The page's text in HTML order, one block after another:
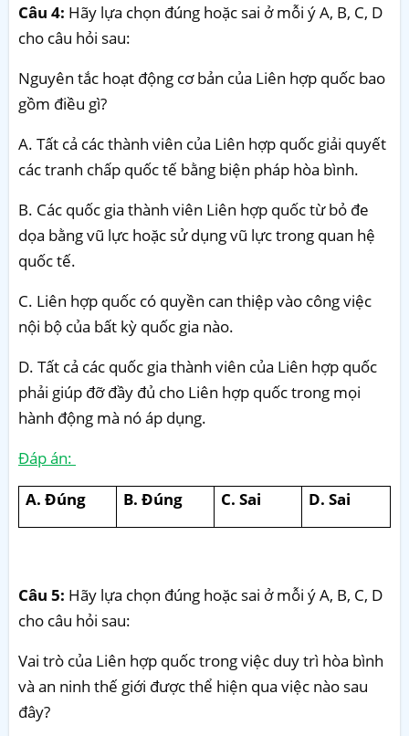
Câu 4: Hãy lựa chọn đúng hoặc sai ở mỗi ý A, B, C, D
cho câu hỏi sau:
Nguyên tắc hoạt động cơ bản của Liên hợp quốc bao
gồm điều gì?
A. Tất cả các thành viên của Liên hợp quốc giải quyết
các tranh chấp quốc tế bằng biện pháp hòa bình.
B. Các quốc gia thành viên Liên hợp quốc từ bỏ đe
dọa bằng vũ lực hoặc sử dụng vũ lực trong quan hệ
quốc tế.
C. Liên hợp quốc có quyền can thiệp vào công việc
nội bộ của bất kỳ quốc gia nào.
D. Tất cả các quốc gia thành viên của Liên hợp quốc
phải giúp đỡ đầy đủ cho Liên hợp quốc trong mọi
hành động mà nó áp dụng.
Đáp án:
A. Đúng
B. Đúng C. Sai D. Sai
Câu 5: Hãy lựa chọn đúng hoặc sai ở mỗi ý A, B, C, D
cho câu hỏi sau:
Vai trò của Liên hợp quốc trong việc duy trì hòa bình
và an ninh thế giới được thể hiện qua việc nào sau
đây?